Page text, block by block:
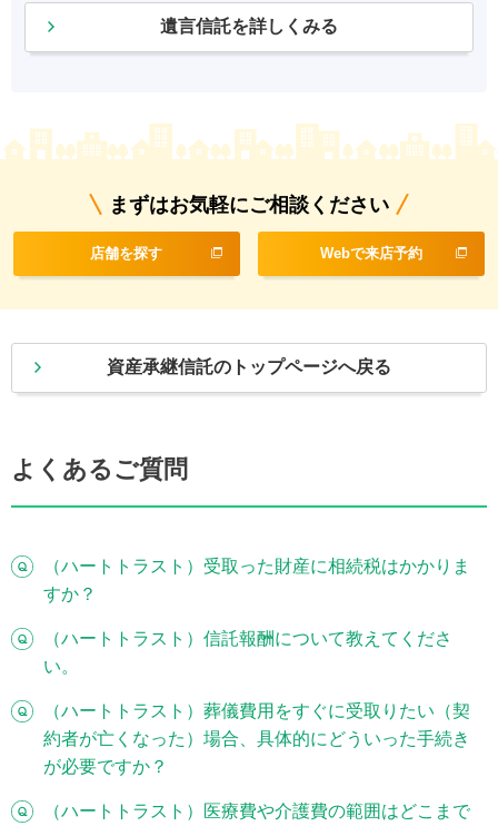
遺言信託を詳しくみる
まずはお気軽にご相談ください
店舗を探す Webで来店予約
資産承継信託のトップページへ戻る
よくあるご質問
（ハートトラスト）受取った財産に相続税はかかりま
すか？
（ハートトラスト）信託報酬について教えてくださ
い。
（ハートトラスト）葬儀費用をすぐに受取りたい（契
約者が亡くなった）場合、具体的にどういった手続き
が必要ですか？
（ハートトラスト）医療費や介護費の範囲はどこまで